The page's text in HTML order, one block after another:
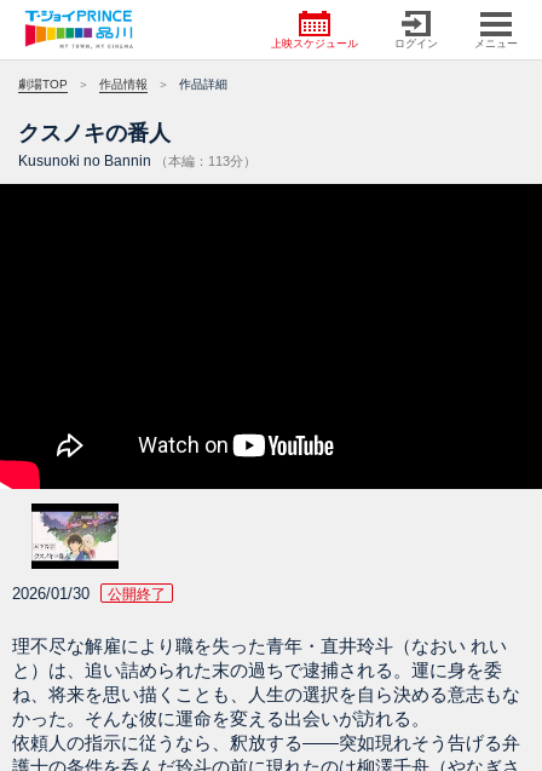
上映スケジュール ログイン メニュー
劇場TOP 作品情報 作品詳細
クスノキの番人
Kusunoki no Bannin （本編：113分）
2026/01/30 公開終了
理不尽な解雇により職を失った青年・直井玲斗（なおい れい
と）は、追い詰められた末の過ちで逮捕される。運に身を委
ね、将来を思い描くことも、人生の選択を自ら決める意志もな
かった。そんな彼に運命を変える出会いが訪れる。
依頼人の指示に従うなら、釈放する――突如現れそう告げる弁
護士の条件を呑んだ玲斗の前に現れたのは柳澤千舟（やなぎさ